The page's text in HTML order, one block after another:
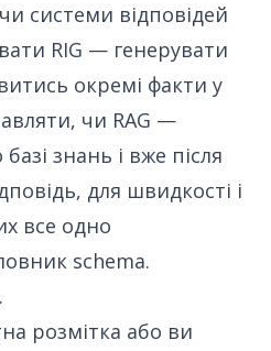
системи відповідей
RIG — генерувати
окремі факти у
чи RAG —
знань і вже після
для швидкості і
все одно
schema.
розмітка або ви